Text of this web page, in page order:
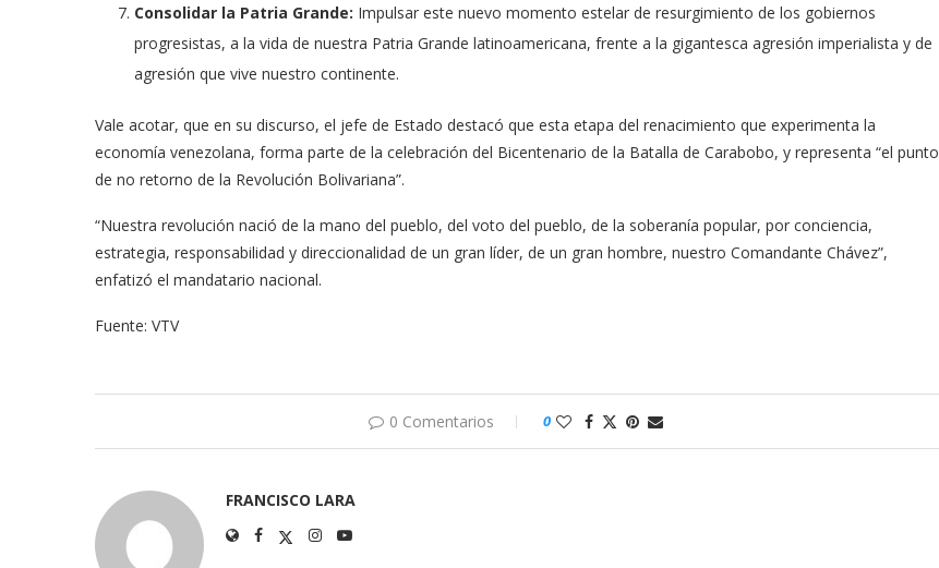
Consolidar la Patria Grande: Impulsar este nuevo momento estelar de resurgimiento de los gobiernos
progresistas, a la vida de nuestra Patria Grande latinoamericana, frente a la gigantesca agresión imperialista y de
agresión que vive nuestro continente.
Vale acotar, que en su discurso, el jefe de Estado destacó que esta etapa del renacimiento que experimenta la
economía venezolana, forma parte de la celebración del Bicentenario de la Batalla de Carabobo, y representa “el punto
de no retorno de la Revolución Bolivariana”.
“Nuestra revolución nació de la mano del pueblo, del voto del pueblo, de la soberanía popular, por conciencia,
estrategia, responsabilidad y direccionalidad de un gran líder, de un gran hombre, nuestro Comandante Chávez”,
enfatizó el mandatario nacional.
Fuente: VTV
0 Comentarios 0
FRANCISCO LARA